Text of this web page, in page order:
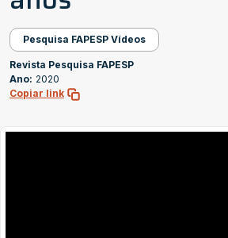
Pesquisa FAPESP Vídeos
Revista Pesquisa FAPESP
Ano: 2020
Copiar link